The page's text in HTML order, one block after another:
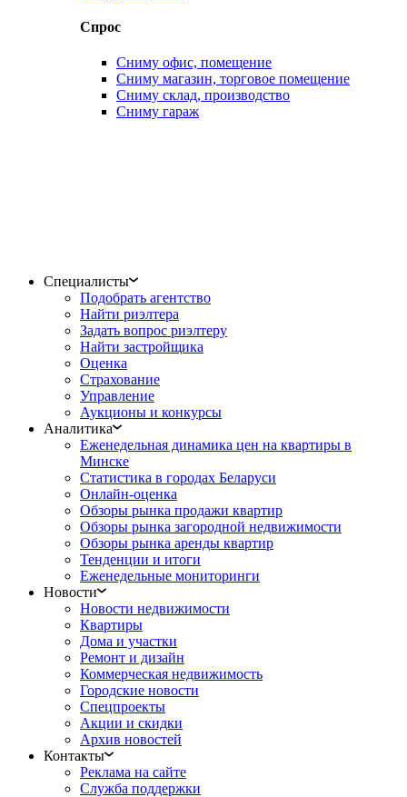
Спрос
Сниму офис, помещение
Сниму магазин, торговое помещение
Сниму склад, производство
Сниму гараж
Специалисты
Подобрать агентство
Найти риэлтера
Задать вопрос риэлтеру
Найти застройщика
Оценка
Страхование
Управление
Аукционы и конкурсы
Аналитика
Еженедельная динамика цен на квартиры в
Минске
Статистика в городах Беларуси
Онлайн-оценка
Обзоры рынка продажи квартир
Обзоры рынка загородной недвижимости
Обзоры рынка аренды квартир
Тенденции и итоги
Еженедельные мониторинги
Новости
Новости недвижимости
Квартиры
Дома и участки
Ремонт и дизайн
Коммерческая недвижимость
Городские новости
Спецпроекты
Акции и скидки
Архив новостей
Контакты
Реклама на сайте
Служба поддержки